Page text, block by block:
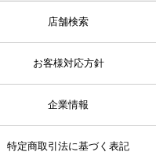
店舗検索
お客様対応方針
企業情報
特定商取引法に基づく表記